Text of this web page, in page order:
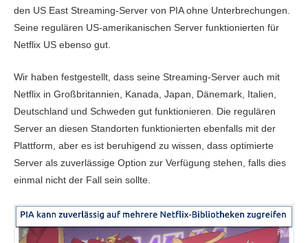
den US East Streaming-Server von PIA ohne Unterbrechungen.
Seine regulären US-amerikanischen Server funktionierten für
Netflix US ebenso gut.
Wir haben festgestellt, dass seine Streaming-Server auch mit
Netflix in Großbritannien, Kanada, Japan, Dänemark, Italien,
Deutschland und Schweden gut funktionieren. Die regulären
Server an diesen Standorten funktionierten ebenfalls mit der
Plattform, aber es ist beruhigend zu wissen, dass optimierte
Server als zuverlässige Option zur Verfügung stehen, falls dies
einmal nicht der Fall sein sollte.